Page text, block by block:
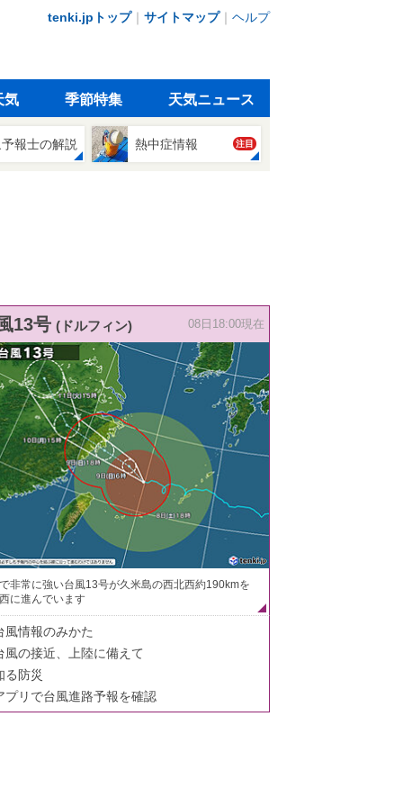
tenki.jpトップ｜ サイトマップ｜ ヘルプ
気 季節特集 天気ニュース
報士の解説 熱中症情報 注目
13号 (ドルフィン) 08日18:00現在
非常に強い台風13号が久米島の西北西約190kmを
に進んでいます
風情報のみかた
風の接近、上陸に備えて
る防災
プリで台風進路予報を確認